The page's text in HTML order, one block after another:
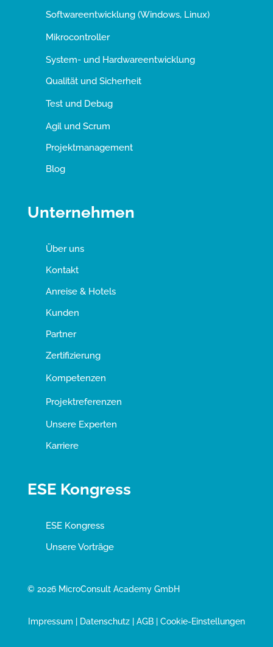
Softwareentwicklung (Windows, Linux)
Mikrocontroller
System- und Hardwareentwicklung
Qualität und Sicherheit
Test und Debug
Agil und Scrum
Projektmanagement
Blog
Unternehmen
Über uns
Kontakt
Anreise & Hotels
Kunden
Partner
Zertifizierung
Kompetenzen
Projektreferenzen
Unsere Experten
Karriere
ESE Kongress
ESE Kongress
Unsere Vorträge
© 2026 MicroConsult Academy GmbH
Impressum Datenschutz| AGB| Cookie-Einstellungen